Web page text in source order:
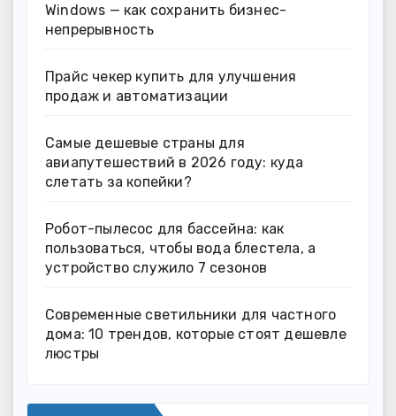
Windows — как сохранить бизнес-
непрерывность
Прайс чекер купить для улучшения
продаж и автоматизации
Самые дешевые страны для
авиапутешествий в 2026 году: куда
слетать за копейки?
Робот-пылесос для бассейна: как
пользоваться, чтобы вода блестела, а
устройство служило 7 сезонов
Современные светильники для частного
дома: 10 трендов, которые стоят дешевле
люстры